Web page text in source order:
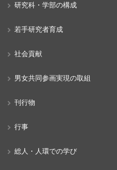
研究科・学部の構成
若手研究者育成
社会貢献
男女共同参画実現の取組
刊行物
行事
総人・人環での学び